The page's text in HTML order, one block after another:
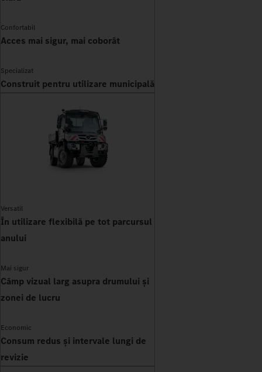
Confortabil
Acces mai sigur, mai coborât
Specializat
Construit pentru utilizare municipală
Versatil
În utilizare flexibilă pe tot parcursul
anului
Mai sigur
Câmp vizual larg asupra drumului și
zonei de lucru
Economic
Consum redus și intervale lungi de
revizie